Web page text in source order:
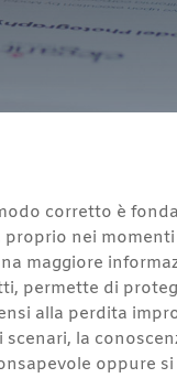
corretto è
nei
maggiore
permette di
alla perdita
la
oppure